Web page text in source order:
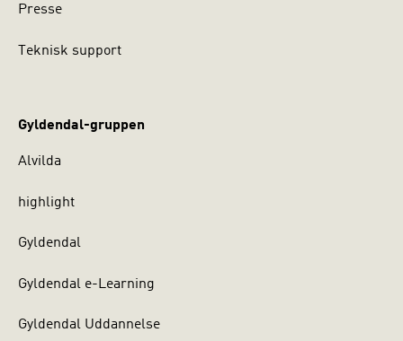
Presse
Teknisk support
Gyldendal-gruppen
Alvilda
highlight
Gyldendal
Gyldendal e-Learning
Gyldendal Uddannelse